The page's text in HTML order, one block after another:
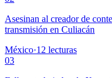
Asesinan al creador de
transmisión en Culiacán
México·12 lecturas
03